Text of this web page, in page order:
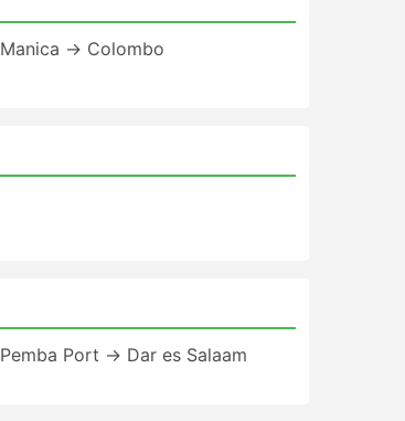
Manica → Colombo
Pemba Port → Dar es Salaam